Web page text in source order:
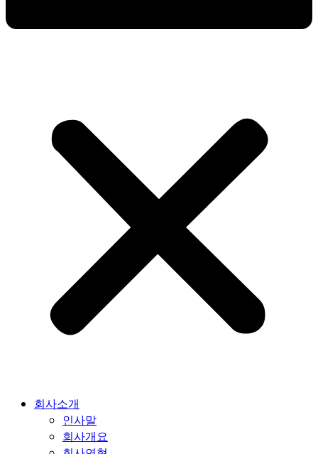
회사소개
인사말
회사개요